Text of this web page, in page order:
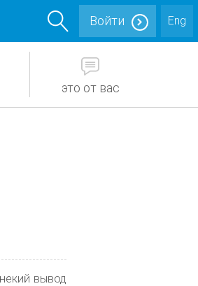
Eng
Войти
это от вас
вывод